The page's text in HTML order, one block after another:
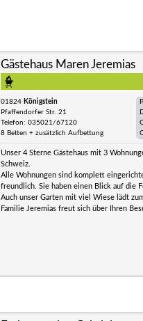
Gästehaus Maren Jeremias
01824 Königstein
Pfaffendorfer Str. 21
Telefon: 035021/67120
8 Betten + zusätzlich Aufbettung
Unser 4 Sterne Gästehaus mit 3
Schweiz.
Alle Wohnungen sind komplett
freundlich. Sie haben einen Blick auf die
Auch unser Garten mit viel Wiese lädt
Familie Jeremias freut sich über Ihren